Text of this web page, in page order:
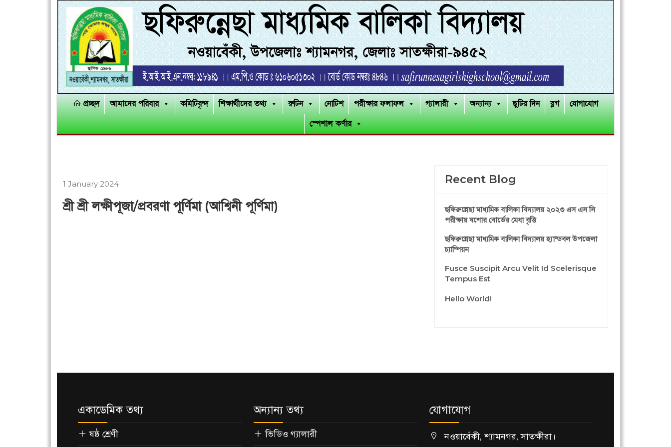
প্রচ্ছদ আমাদের পরিবার কমিটিবৃন্দ শিক্ষার্থীদের তথ্য রুটিন নোটিশ পরীক্ষার ফলাফল গ্যালারী অন্যান্য ছুটির দিন ব্লগ যোগাযোগ
স্পেশাল কর্ণার
1 January 2024
শ্রী শ্রী লক্ষীপূজা/প্রবরণা পূর্ণিমা (আশ্বিনী পূর্ণিমা)
Recent Blog
ছফিরুন্নেছা মাধ্যমিক বালিকা বিদ্যালয় ২০২৩ এস এস সি
পরীক্ষায় যশোর বোর্ডের মেধা বৃত্তি
ছফিরুন্নেছা মাধ্যমিক বালিকা বিদ্যালয় হ্যান্ডবল উপজেলা
চ্যাম্পিয়ন
Fusce Suscipit Arcu Velit Id Scelerisque
Tempus Est
Hello World!
একাডেমিক তথ্য
ষষ্ঠ শ্রেণী
অন্যান্য তথ্য
ভিডিও গ্যালারী
যোগাযোগ
নওয়াবেঁকী, শ্যামনগর, সাতক্ষীরা।